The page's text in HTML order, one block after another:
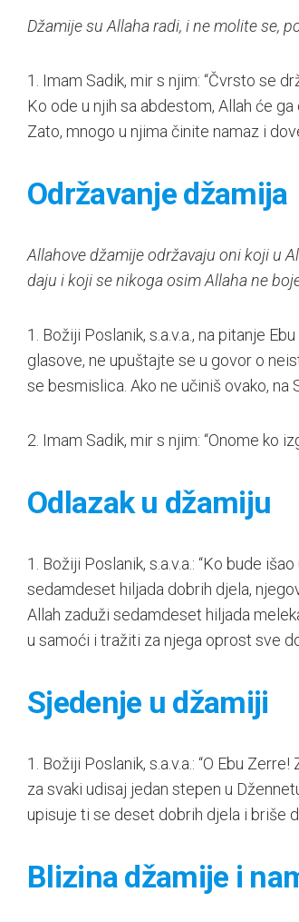
važna
Džamije su Allaha radi, i ne molite se,
1. Imam Sadik, mir s njim: “Čvrsto se
Ko ode u njih sa abdestom, Allah će
Zato, mnogo u njima činite namaz i
Održavanje džamija
Allahove džamije održavaju oni koji u
daju i koji se nikoga osim Allaha ne
1. Božiji Poslanik, s.a.v.a., na pitanje
glasove, ne upuštajte se u govor o
se besmislica. Ako ne učiniš ovako, na
2. Imam Sadik, mir s njim: “Onome ko
Odlazak u džamiju
1. Božiji Poslanik, s.a.v.a.: “Ko bude
sedamdeset hiljada dobrih djela,
Allah zaduži sedamdeset hiljada
u samoći i tražiti za njega oprost sve
Sjedenje u džamiji
1. Božiji Poslanik, s.a.v.a.: “O Ebu
za svaki udisaj jedan stepen u
upisuje ti se deset dobrih djela i briše
Blizina džamije i